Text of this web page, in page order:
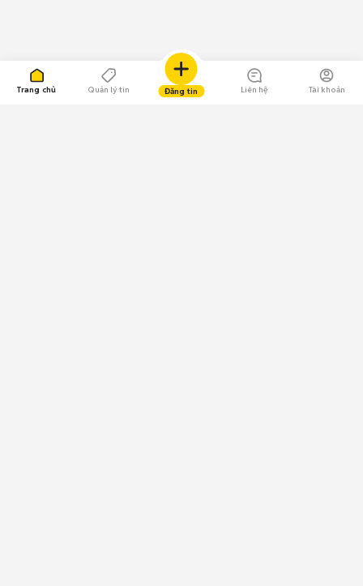
Trang chủ Quản lý tin Đăng tin Liên hệ Tài khoản